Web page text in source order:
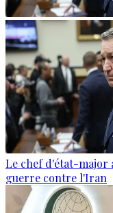
Le chef d'état-major
guerre contre l'Iran